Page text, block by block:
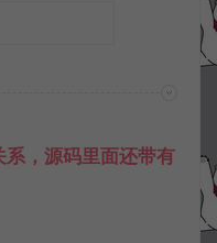
，源码里面还带有